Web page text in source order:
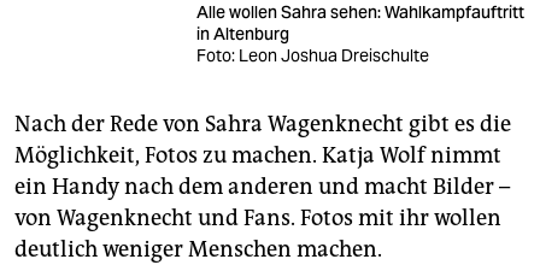
Alle wollen Sahra sehen: Wahlkampfauftritt
in Altenburg
Foto: Leon Joshua Dreischulte
Nach der Rede von Sahra Wagenknecht gibt es die
Möglichkeit, Fotos zu machen. Katja Wolf nimmt
ein Handy nach dem anderen und macht Bilder –
von Wagenknecht und Fans. Fotos mit ihr wollen
deutlich weniger Menschen machen.